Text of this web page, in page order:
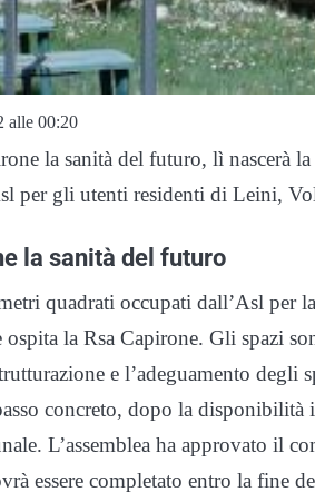
alle 00:20
la sanità del futuro, lì nascerà
per gli utenti residenti di Leini,
la sanità del futuro
quadrati occupati dall’Asl per
ospita la Rsa Capirone. Gli spazi
e l’adeguamento degli
concreto, dopo la disponibilità
L’assemblea ha approvato il
essere completato entro la fine